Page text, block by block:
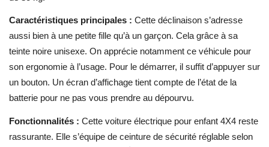
Caractéristiques principales : Cette déclinaison s’adresse
aussi bien à une petite fille qu’à un garçon. Cela grâce à sa
teinte noire unisexe. On apprécie notamment ce véhicule pour
son ergonomie à l’usage. Pour le démarrer, il suffit d’appuyer sur
un bouton. Un écran d’affichage tient compte de l’état de la
batterie pour ne pas vous prendre au dépourvu.
Fonctionnalités : Cette voiture électrique pour enfant 4X4 reste
rassurante. Elle s’équipe de ceinture de sécurité réglable selon